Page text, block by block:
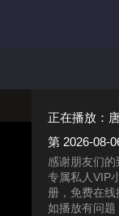
正在播放：
第 2026-08-
感谢朋友们
专属私人VIP
册，免费在线
如播放有问